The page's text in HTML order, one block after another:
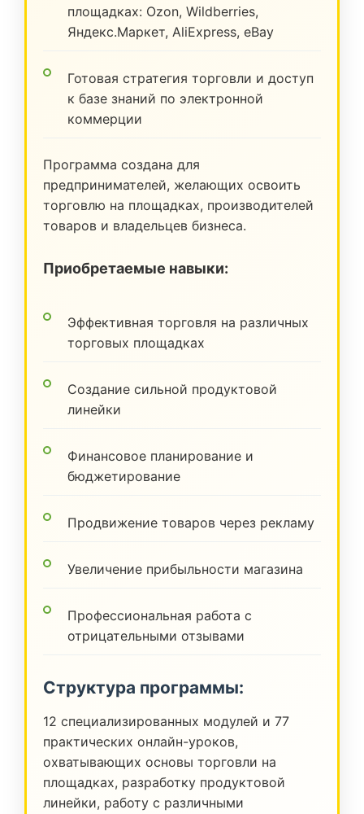
площадках: Ozon, Wildberries,
Яндекс.Маркет, AliExpress, eBay
Готовая стратегия торговли и доступ
к базе знаний по электронной
коммерции
Программа создана для
предпринимателей, желающих освоить
торговлю на площадках, производителей
товаров и владельцев бизнеса.
Приобретаемые навыки:
Эффективная торговля на различных
торговых площадках
Создание сильной продуктовой
линейки
Финансовое планирование и
бюджетирование
Продвижение товаров через рекламу
Увеличение прибыльности магазина
Профессиональная работа с
отрицательными отзывами
Структура программы:
12 специализированных модулей и 77
практических онлайн-уроков,
охватывающих основы торговли на
площадках, разработку продуктовой
линейки, работу с различными